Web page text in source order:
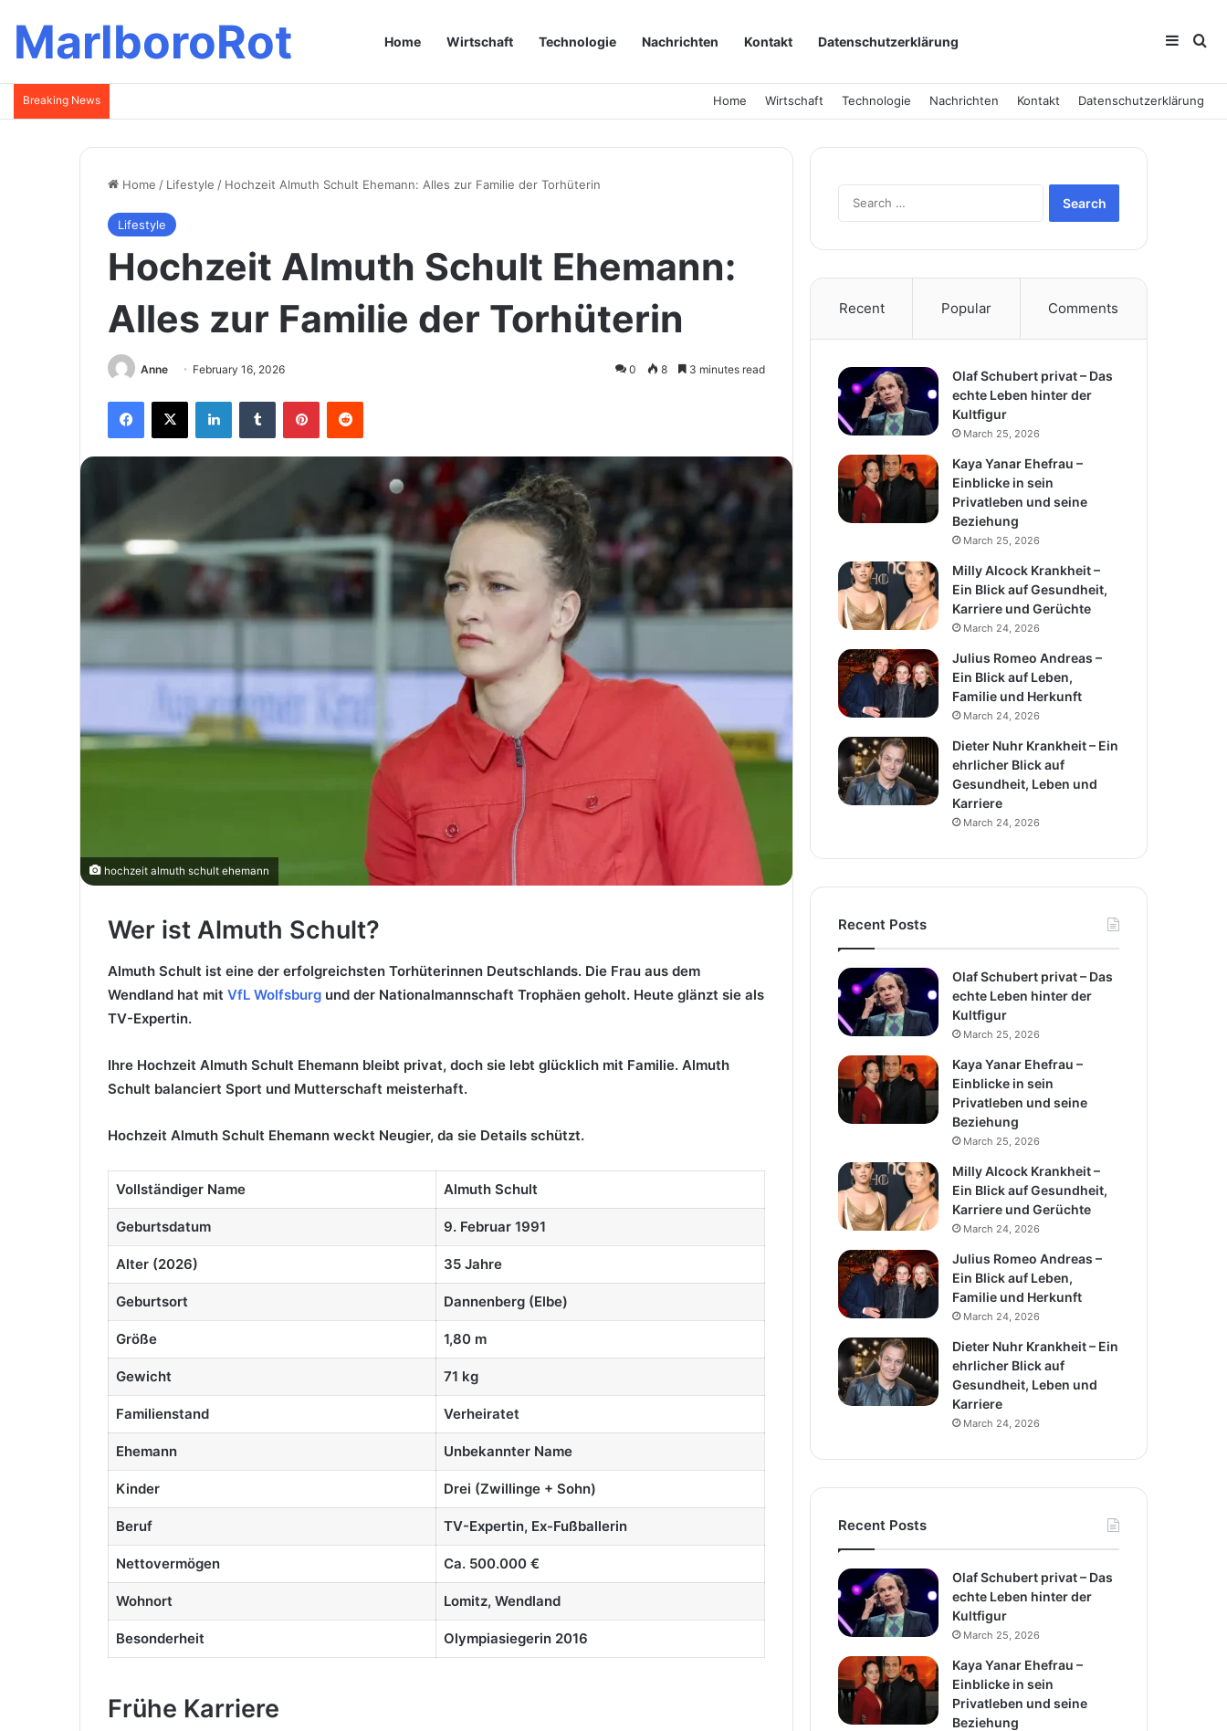
MarlboroRot Home Wirtschaft Technologie Nachrichten Kontakt Datenschutzerklärung
Breaking News Home Wirtschaft Technologie Nachrichten Kontakt Datenschutzerklärung
Home / Lifestyle / Hochzeit Almuth Schult Ehemann: Alles zur Familie der Torhüterin
Lifestyle
Hochzeit Almuth Schult Ehemann:
Alles zur Familie der Torhüterin
Anne February 16, 2026 0 8 3 minutes read
Facebook
X LinkedInTumblr PinterestReddit
hochzeit almuth schult ehemann
Wer ist Almuth Schult?
Almuth Schult ist eine der erfolgreichsten Torhüterinnen Deutschlands. Die Frau aus dem
Wendland hat mit VfL Wolfsburg und der Nationalmannschaft Trophäen geholt. Heute glänzt sie als
TV-Expertin.
Ihre Hochzeit Almuth Schult Ehemann bleibt privat, doch sie lebt glücklich mit Familie. Almuth
Schult balanciert Sport und Mutterschaft meisterhaft.
Hochzeit Almuth Schult Ehemann weckt Neugier, da sie Details schützt.
Vollständiger Name Almuth Schult
Geburtsdatum 9. Februar 1991
Alter (2026) 35 Jahre
Geburtsort Dannenberg (Elbe)
Größe 1,80 m
Gewicht 71 kg
Familienstand Verheiratet
Ehemann Unbekannter Name
Kinder Drei (Zwillinge + Sohn)
Beruf TV-Expertin, Ex-Fußballerin
Nettovermögen Ca. 500.000 €
Wohnort Lomitz, Wendland
Besonderheit Olympiasiegerin 2016
Frühe Karriere
Recent Popular Comments
Olaf Schubert privat – Das
echte Leben hinter der
Kultfigur
March 25, 2026
Kaya Yanar Ehefrau –
Einblicke in sein
Privatleben und seine
Beziehung
March 25, 2026
Milly Alcock Krankheit –
Ein Blick auf Gesundheit,
Karriere und Gerüchte
March 24, 2026
Julius Romeo Andreas –
Ein Blick auf Leben,
Familie und Herkunft
March 24, 2026
Dieter Nuhr Krankheit – Ein
ehrlicher Blick auf
Gesundheit, Leben und
Karriere
March 24, 2026
Recent Posts
Olaf Schubert privat – Das
echte Leben hinter der
Kultfigur
March 25, 2026
Kaya Yanar Ehefrau –
Einblicke in sein
Privatleben und seine
Beziehung
March 25, 2026
Milly Alcock Krankheit –
Ein Blick auf Gesundheit,
Karriere und Gerüchte
March 24, 2026
Julius Romeo Andreas –
Ein Blick auf Leben,
Familie und Herkunft
March 24, 2026
Dieter Nuhr Krankheit – Ein
ehrlicher Blick auf
Gesundheit, Leben und
Karriere
March 24, 2026
Recent Posts
Olaf Schubert privat – Das
echte Leben hinter der
Kultfigur
March 25, 2026
Kaya Yanar Ehefrau –
Einblicke in sein
Privatleben und seine
Beziehung